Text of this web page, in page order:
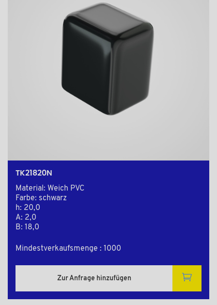
TK21820N
Material: Weich PVC
Farbe: schwarz
h: 20,0
A: 2,0
B: 18,0
Mindestverkaufsmenge : 1000
Zur Anfrage hinzufügen